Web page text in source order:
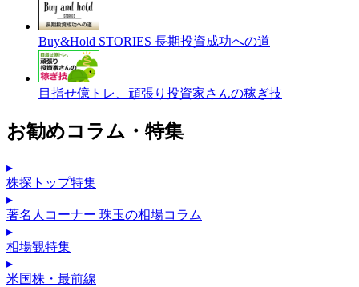
Buy&Hold STORIES 長期投資成功への道
目指せ億トレ、頑張り投資家さんの稼ぎ技
お勧めコラム・特集
▸
株探トップ特集
▸
著名人コーナー 珠玉の相場コラム
▸
相場観特集
▸
米国株・最前線